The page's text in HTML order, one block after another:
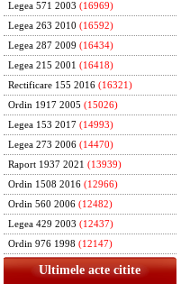
Legea 571 2003 (16969)
Legea 263 2010 (16592)
Legea 287 2009 (16434)
Legea 215 2001 (16418)
Rectificare 155 2016 (16321)
Ordin 1917 2005 (15026)
Legea 153 2017 (14993)
Legea 273 2006 (14470)
Raport 1937 2021 (13939)
Ordin 1508 2016 (12966)
Ordin 560 2006 (12482)
Legea 429 2003 (12437)
Ordin 976 1998 (12147)
Ultimele acte citite